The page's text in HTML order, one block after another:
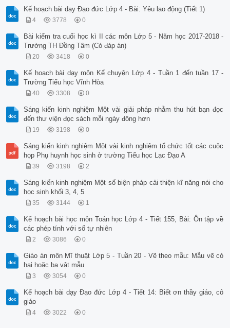
Kế hoạch bài dạy Đạo đức Lớp 4 - Bài: Yêu lao động (Tiết 1)
4 3778 0
Bài kiểm tra cuối học kì II các môn Lớp 5 - Năm học 2017-2018 -
Trường TH Đồng Tâm (Có đáp án)
20 3418 0
Kế hoạch bài dạy môn Kể chuyện Lớp 4 - Tuần 1 đến tuần 17 -
Trường Tiểu học Vĩnh Hòa
40 3308 0
Sáng kiến kinh nghiệm Một vài giải pháp nhằm thu hút bạn đọc
đến thư viện đọc sách mỗi ngày đông hơn
19 3198 0
Sáng kiến kinh nghiệm Một vài kinh nghiệm tổ chức tốt các cuộc
họp Phụ huynh học sinh ở trường Tiểu học Lạc Đạo A
39 3198 2
Sáng kiến kinh nghiệm Một số biện pháp cải thiện kĩ năng nói cho
học sinh khối 3, 4, 5
35 3144 1
Kế hoạch bài học môn Toán học Lớp 4 - Tiết 155, Bài: Ôn tập về
các phép tính với số tự nhiên
2 3086 0
Giáo án môn Mĩ thuật Lớp 5 - Tuần 20 - Vẽ theo mẫu: Mẫu vẽ có
hai hoặc ba vật mẫu
3 3054 0
Kế hoạch bài dạy Đạo đức Lớp 4 - Tiết 14: Biết ơn thầy giáo, cô
giáo
4 3022 0